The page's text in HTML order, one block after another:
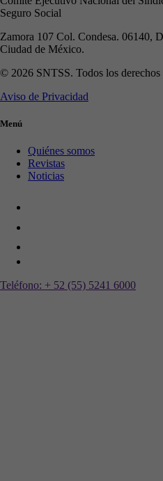
Seguro Social
Zamora 107 Col. Condesa. 06140,
Ciudad de México.
© 2026 SNTSS. Todos los derechos
Aviso de Privacidad
Menú
Quiénes somos
Revistas
Noticias
Teléfono: + 52 (55) 5241 6000